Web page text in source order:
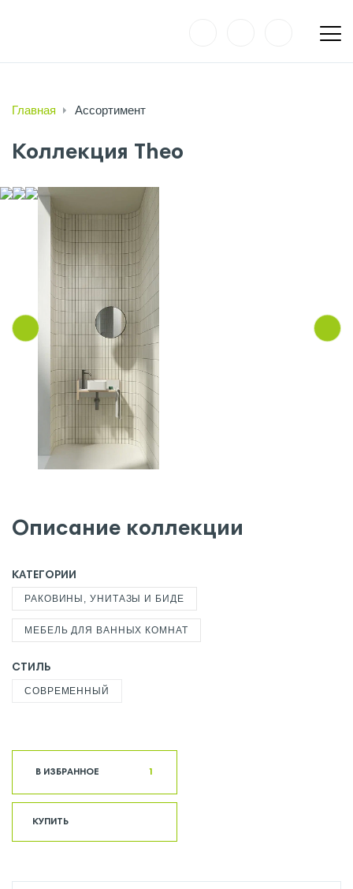
Главная Ассортимент
Коллекция Theo
Описание коллекции
КАТЕГОРИИ
РАКОВИНЫ, УНИТАЗЫ И БИДЕ
МЕБЕЛЬ ДЛЯ ВАННЫХ КОМНАТ
СТИЛЬ
СОВРЕМЕННЫЙ
В ИЗБРАННОЕ 1
КУПИТЬ